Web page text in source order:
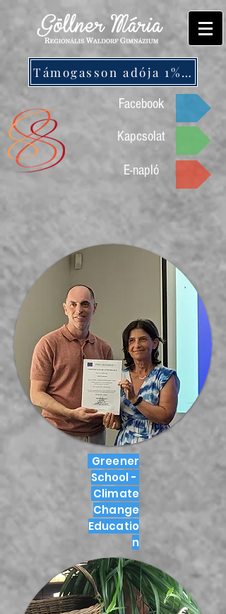
Támogasson adója 1%-ával!
Facebook
Kapcsolat
E-napló
Greener
School -
Climate
Change
Educatio
n